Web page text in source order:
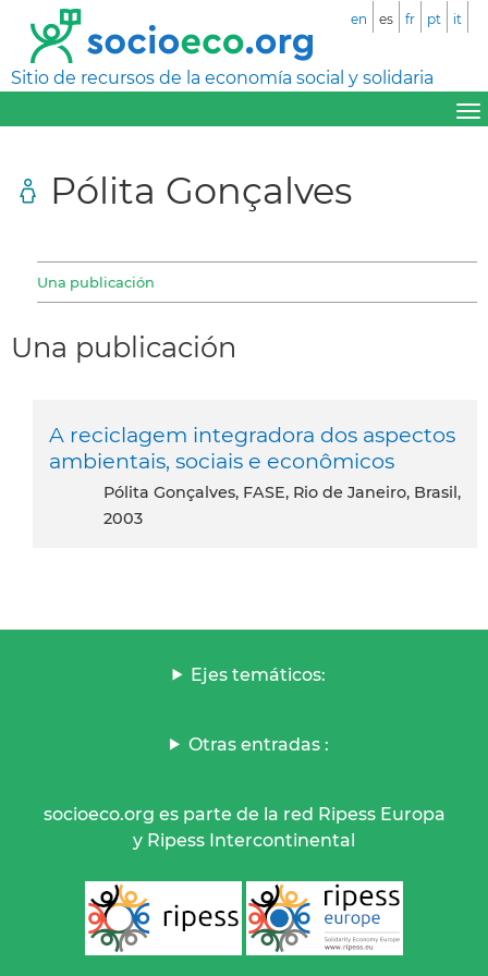
Sitio de recursos de la economía social y solidaria
en es fr pt it
Pólita Gonçalves
Una publicación
Una publicación
A reciclagem integradora dos aspectos
ambientais, sociais e econômicos
Pólita Gonçalves, FASE, Rio de Janeiro, Brasil,
2003
Ejes temáticos:
Otras entradas :
socioeco.org es parte de la red Ripess Europa
y Ripess Intercontinental